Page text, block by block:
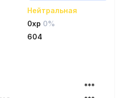
Нейтральная
0xp 0%
604
***